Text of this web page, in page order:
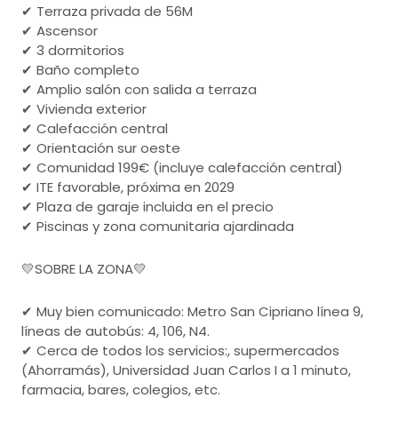
✔ Terraza privada de 56M
✔ Ascensor
✔ 3 dormitorios
✔ Baño completo
✔ Amplio salón con salida a terraza
✔ Vivienda exterior
✔ Calefacción central
✔ Orientación sur oeste
✔ Comunidad 199€ (incluye calefacción central)
✔ ITE favorable, próxima en 2029
✔ Plaza de garaje incluida en el precio
✔ Piscinas y zona comunitaria ajardinada
💛SOBRE LA ZONA💛
✔ Muy bien comunicado: Metro San Cipriano línea 9,
líneas de autobús: 4, 106, N4.
✔ Cerca de todos los servicios:, supermercados
(Ahorramás), Universidad Juan Carlos I a 1 minuto,
farmacia, bares, colegios, etc.